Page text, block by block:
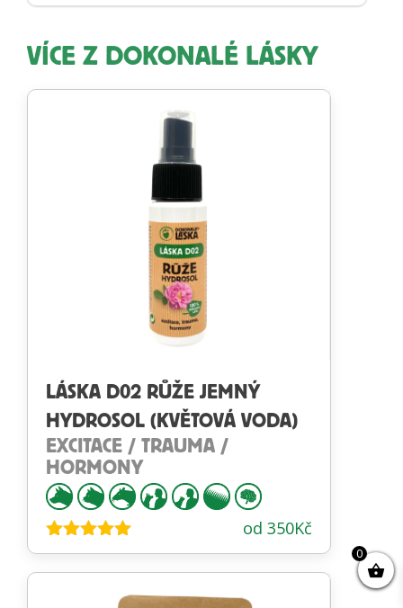
VÍCE Z DOKONALÉ LÁSKY
LÁSKA D02 RŮŽE JEMNÝ
HYDROSOL (KVĚTOVÁ VODA)
EXCITACE / TRAUMA /
HORMONY
Hodnocení
od 350Kč
0